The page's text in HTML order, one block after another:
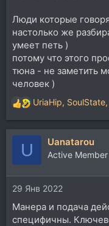
Люди которые
настолько же
умеет петь )
потому что этого
тюна - не заметить
человек )
Р
е
а
и
и
:
UriaHip, SoulState,
U Uanatarou
Active Member
29 Янв 2022
Манера и подача
специфичны.